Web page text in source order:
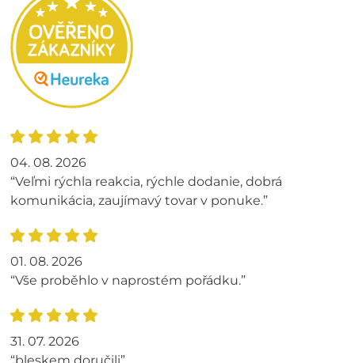
04. 08. 2026
“Veľmi rýchla reakcia, rýchle dodanie, dobrá
komunikácia, zaujímavý tovar v ponuke.”
01. 08. 2026
“Vše proběhlo v naprostém pořádku.”
31. 07. 2026
“bleskem doručili”